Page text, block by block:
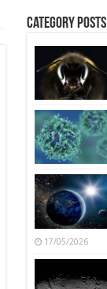
Category Posts
17/05/2026